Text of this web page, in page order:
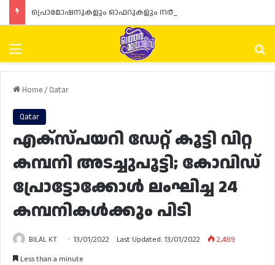
Menu
Home/ Qatar
Qatar
എക്സ്പയറി ഡേറ്റ് കൂട്ടി വിറ്റ
കമ്പനി അടച്ചുപൂട്ടി; കോവിഡ്
പ്രോട്ടോക്കോൾ ലംഘിച്ച 24
കമ്പനികൾക്കും പിടി
BILAL KT 13/01/2022 Last Updated: 13/01/2022
2,489
Less than a minute